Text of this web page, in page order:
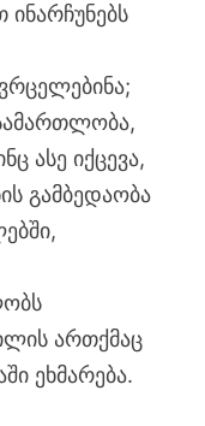
ასე იქცევა,
გამბედაობა
ართქმაც
ეხმარება.